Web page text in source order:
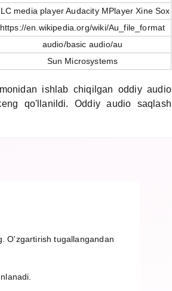
media player Audacity MPlayer Xine Sox
https://en.wikipedia.org/wiki/Au_file_format
audio/basic audio/au
Sun Microsystems
ishlab chiqilgan oddiy audio
qo'llanildi. Oddiy audio saqlash
O'zgartirish tugallangandan